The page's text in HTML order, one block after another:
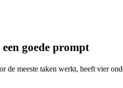
goede prompt
de meeste taken werkt, heeft vier